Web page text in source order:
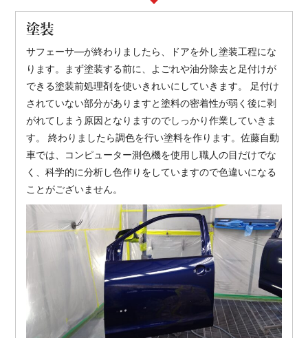
塗装
サフェーサ―が終わりましたら、ドアを外し塗装工程にな
ります。まず塗装する前に、よごれや油分除去と足付けが
できる塗装前処理剤を使いきれいにしていきます。 足付け
されていない部分がありますと塗料の密着性が弱く後に剥
がれてしまう原因となりますのでしっかり作業していきま
す。 終わりましたら調色を行い塗料を作ります。佐藤自動
車では、コンピューター測色機を使用し職人の目だけでな
く、科学的に分析し色作りをしていますので色違いになる
ことがございません。